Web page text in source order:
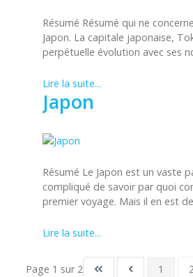
Résumé Résumé qui ne
Japon. La capitale japonaise,
perpétuelle évolution avec ses
Lire la suite...
Japon
Résumé Le Japon est un vaste
compliqué de savoir par quoi
premier voyage. Mais il en est
Lire la suite...
Page 1 sur 2 1